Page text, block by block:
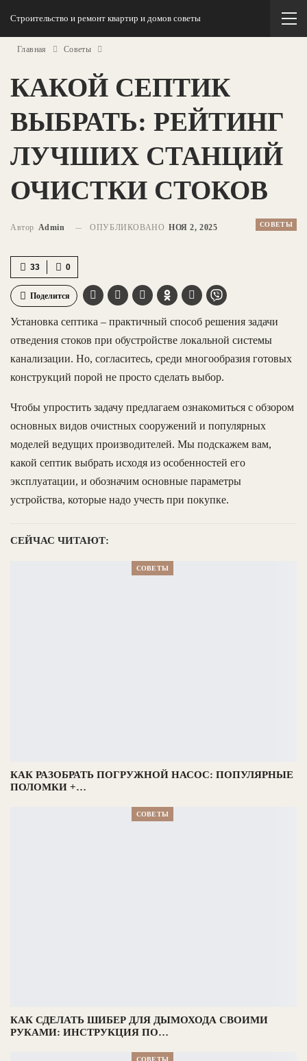
Строительство и ремонт квартир и домов советы
Главная Советы
КАКОЙ СЕПТИК
ВЫБРАТЬ: РЕЙТИНГ
ЛУЧШИХ СТАНЦИЙ
ОЧИСТКИ СТОКОВ
СОВЕТЫ
Автор Admin ОПУБЛИКОВАНО НОЯ 2, 2025
0
33
Поделится
Установка септика – практичный способ решения задачи
отведения стоков при обустройстве локальной системы
канализации. Но, согласитесь, среди многообразия готовых
конструкций порой не просто сделать выбор.
Чтобы упростить задачу предлагаем ознакомиться с обзором
основных видов очистных сооружений и популярных
моделей ведущих производителей. Мы подскажем вам,
какой септик выбрать исходя из особенностей его
эксплуатации, и обозначим основные параметры
устройства, которые надо учесть при покупке.
СЕЙЧАС ЧИТАЮТ:
СОВЕТЫ
КАК РАЗОБРАТЬ ПОГРУЖНОЙ НАСОС: ПОПУЛЯРНЫЕ
ПОЛОМКИ +…
СОВЕТЫ
КАК СДЕЛАТЬ ШИБЕР ДЛЯ ДЫМОХОДА СВОИМИ
РУКАМИ: ИНСТРУКЦИЯ ПО…